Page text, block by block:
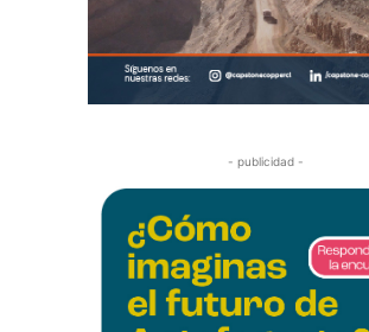
- publicidad -